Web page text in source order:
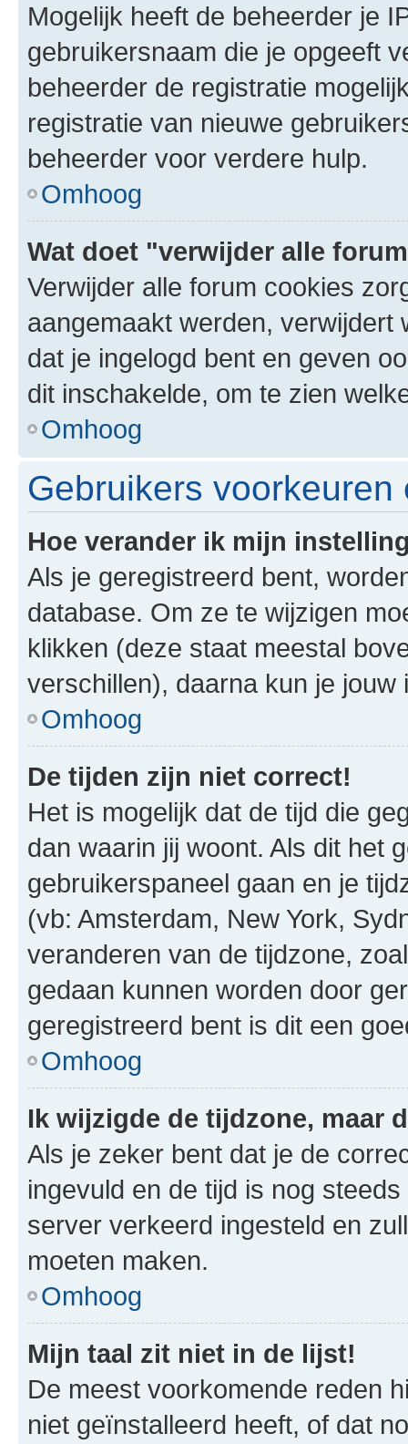
Mogelijk heeft de beheerder je
gebruikersnaam die je opgeeft
beheerder de registratie
registratie van nieuwe
beheerder voor verdere hulp.
Omhoog
Wat doet "verwijder alle
Verwijder alle forum cookies
aangemaakt werden,
dat je ingelogd bent en geven
dit inschakelde, om te zien
Omhoog
Gebruikers voorkeuren
Hoe verander ik mijn
Als je geregistreerd bent,
database. Om ze te wijzigen
klikken (deze staat meestal
verschillen), daarna kun je jouw
Omhoog
De tijden zijn niet correct!
Het is mogelijk dat de tijd die
dan waarin jij woont. Als dit het
gebruikerspaneel gaan en je
(vb: Amsterdam, New York,
veranderen van de tijdzone,
gedaan kunnen worden door
geregistreerd bent is dit een
Omhoog
Ik wijzigde de tijdzone, maar
Als je zeker bent dat je de
ingevuld en de tijd is nog
server verkeerd ingesteld en
moeten maken.
Omhoog
Mijn taal zit niet in de lijst!
De meest voorkomende reden
niet geïnstalleerd heeft, of dat